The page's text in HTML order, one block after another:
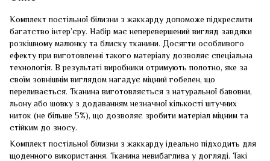
Комплект постільної білизни з жаккарду допоможе підкреслити
багатство інтер’єру. Набір має неперевершений вигляд завдяки
розкішному малюнку та блиску тканини. Досягти особливого
ефекту при виготовленні такого матеріалу дозволяє спеціальна
технологія. В результаті виробники отримують полотно, яке за
своїм зовнішнім виглядом нагадує міцний гобелен, що
переливається. Тканина виготовляється з натуральної бавовни,
льону або шовку з додаванням незначної кількості штучних
ниток (не більше 5%), що дозволяє зробити матеріал міцним та
стійким до зносу.
Комплект постільної білизни з жаккарду ідеально підходить для
щоденного використання. Тканина невибаглива у догляді. Такі